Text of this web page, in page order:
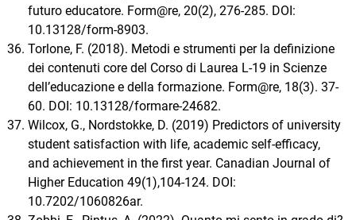
futuro educatore. Form@re, 20(2), 276-285. DOI:
10.13128/form-8903.
Torlone, F. (2018). Metodi e strumenti per la definizione
dei contenuti core del Corso di Laurea L-19 in Scienze
dell’educazione e della formazione. Form@re, 18(3). 37-
60. DOI: 10.13128/formare-24682.
Wilcox, G., Nordstokke, D. (2019) Predictors of university
student satisfaction with life, academic self-efficacy,
and achievement in the first year. Canadian Journal of
Higher Education 49(1),104-124. DOI:
10.7202/1060826ar.